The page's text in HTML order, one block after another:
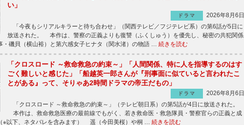
い」
ドラマ
2026年8月6日
「今夜もシリアルキラーと待ち合わせ」（関西テレビ／フジテレビ系）の第6話が5日に
放送された。 本作は、警察の正義よりも復讐（ふくしゅう）を優先し、秘密の共犯関係
・磯貝（横山裕）と第六感女子ヒナタ（関水渚）の物語 … 続きを読む
「クロスロード ～救命救急の約束～」「人間関係、特に人を指導するのはす
ごく難しいと感じた」「船越英一郎さんが『刑事面に似ていると言われたこ
とがある』って、そりゃあ2時間ドラマの帝王だもの」
ドラマ
2026年8月6日
「クロスロード ～救命救急の約束～」（テレビ朝日系）の第5話が4日に放送された。
本作は、救命救急医療の最前線でもがく、若き救命医・救急隊員・警察官らの正義と成
※以下、ネタバレを含みます） 遥（今田美桜）や桐 … 続きを読む